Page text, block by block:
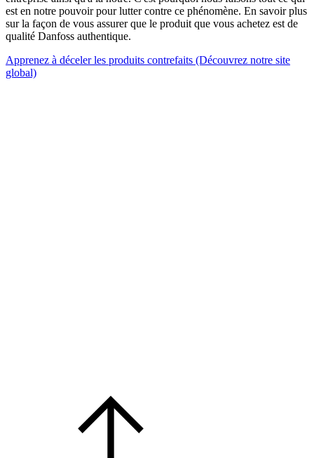
est en notre pouvoir pour lutter contre ce phénomène. En savoir plus
sur la façon de vous assurer que le produit que vous achetez est de
qualité Danfoss authentique.
Apprenez à déceler les produits contrefaits (Découvrez notre site
global)